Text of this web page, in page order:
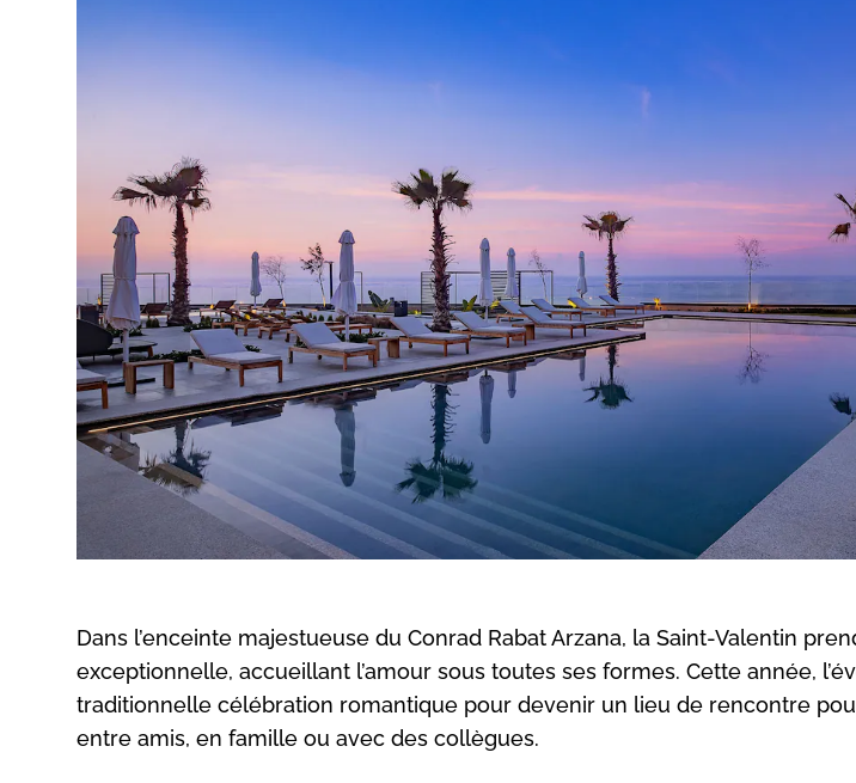
Dans l’enceinte majestueuse du Conrad Rabat Arzana, la Saint-Valentin
exceptionnelle, accueillant l’amour sous toutes ses formes. Cette année,
traditionnelle célébration romantique pour devenir un lieu de rencontre
entre amis, en famille ou avec des collègues.